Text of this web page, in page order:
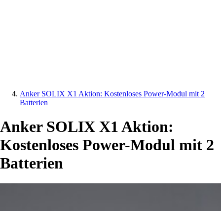
Anker SOLIX X1 Aktion: Kostenloses Power-Modul mit 2
Batterien
Anker SOLIX X1 Aktion:
Kostenloses Power-Modul mit 2
Batterien